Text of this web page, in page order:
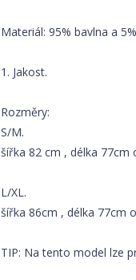
Materiál: 95% bavlna a
1. Jakost.
Rozměry:
S/M.
šířka 82 cm , délka 77cm
L/XL.
šířka 86cm , délka 77cm
TIP: Na tento model lze